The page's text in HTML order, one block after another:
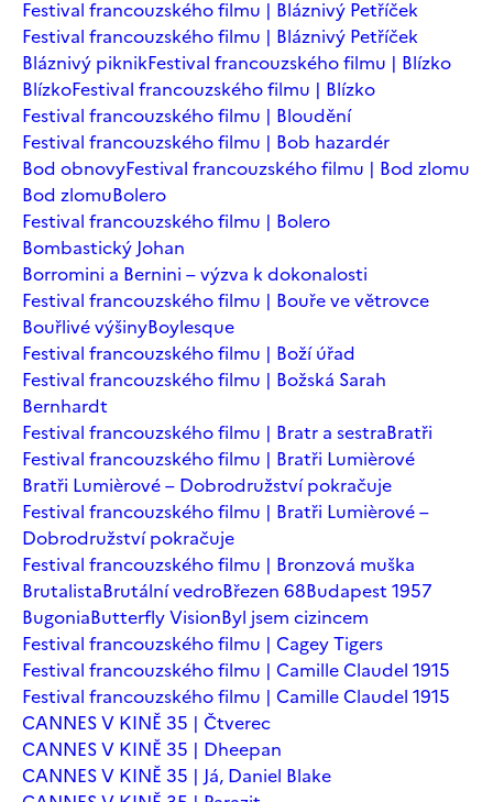
Festival francouzského filmu | Bláznivý Petříček
Festival francouzského filmu | Bláznivý Petříček
Bláznivý piknikFestival francouzského filmu | Blízko
BlízkoFestival francouzského filmu | Blízko
Festival francouzského filmu | Bloudění
Festival francouzského filmu | Bob hazardér
Bod obnovyFestival francouzského filmu | Bod zlomu
Bod zlomuBolero
Festival francouzského filmu | Bolero
Bombastický Johan
Borromini a Bernini – výzva k dokonalosti
Festival francouzského filmu | Bouře ve větrovce
Bouřlivé výšinyBoylesque
Festival francouzského filmu | Boží úřad
Festival francouzského filmu | Božská Sarah
Bernhardt
Festival francouzského filmu | Bratr a sestraBratři
Festival francouzského filmu | Bratři Lumièrové
Bratři Lumièrové – Dobrodružství pokračuje
Festival francouzského filmu | Bratři Lumièrové –
Dobrodružství pokračuje
Festival francouzského filmu | Bronzová muška
BrutalistaBrutální vedroBřezen 68Budapest 1957
BugoniaButterfly VisionByl jsem cizincem
Festival francouzského filmu | Cagey Tigers
Festival francouzského filmu | Camille Claudel 1915
Festival francouzského filmu | Camille Claudel 1915
CANNES V KINĚ 35 | Čtverec
CANNES V KINĚ 35 | Dheepan
CANNES V KINĚ 35 | Já, Daniel Blake